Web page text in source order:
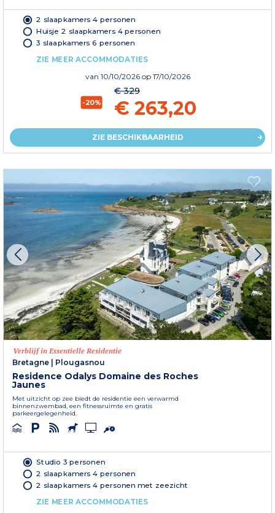
2 slaapkamers 4 personen
Huisje 2 slaapkamers 4 personen
3 slaapkamers 6 personen
ZIE MEER ACCOMMODATIES
van 10/10/2026 op 17/10/2026
-20%
€ 329
€ 263,20
ZIE BESCHIKBAARHEID
Verblijf in Essentielle Residentie
Bretagne
Plougasnou
Residence Odalys Domaine des Roches
Jaunes
Met uitzicht op zee biedt de residentie een verwarmd
binnenzwembad, een fitnessruimte en gratis
parkeergelegenheid.
Studio 3 personen
2 slaapkamers 4 personen
2 slaapkamers 4 personen met zeezicht
ZIE MEER ACCOMMODATIES